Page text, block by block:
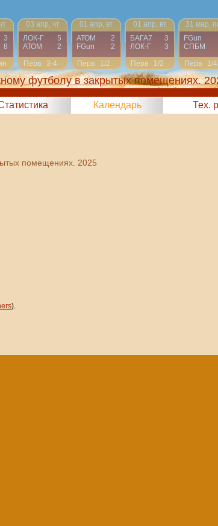
3
8
03 апр, чт
ЛОК-Г
5
АТОМ
2
Перв
3-4
01 апр, вт
АТОМ
2
FGun
2
Перв
1/2
01 апр, вт
БАГА7
3
ЛОК-Г
3
Перв
1/2
31 мар,
FGun
СПБМ
Перв
1/4
футболу в закрытых помещениях.
Календарь Тех.
помещениях. 2025
).